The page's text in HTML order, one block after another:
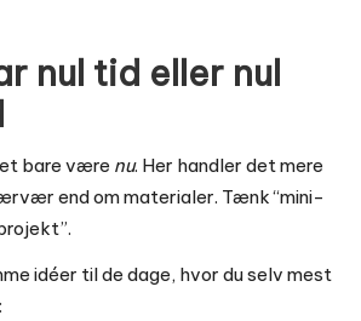
nul tid eller nul
bare være nu. Her handler det mere
end om materialer. Tænk “mini-
idéer til de dage, hvor du selv mest